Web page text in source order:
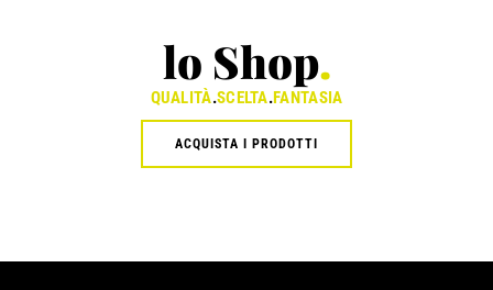
lo Shop.
QUALITÀ.SCELTA.FANTASIA
ACQUISTA I PRODOTTI